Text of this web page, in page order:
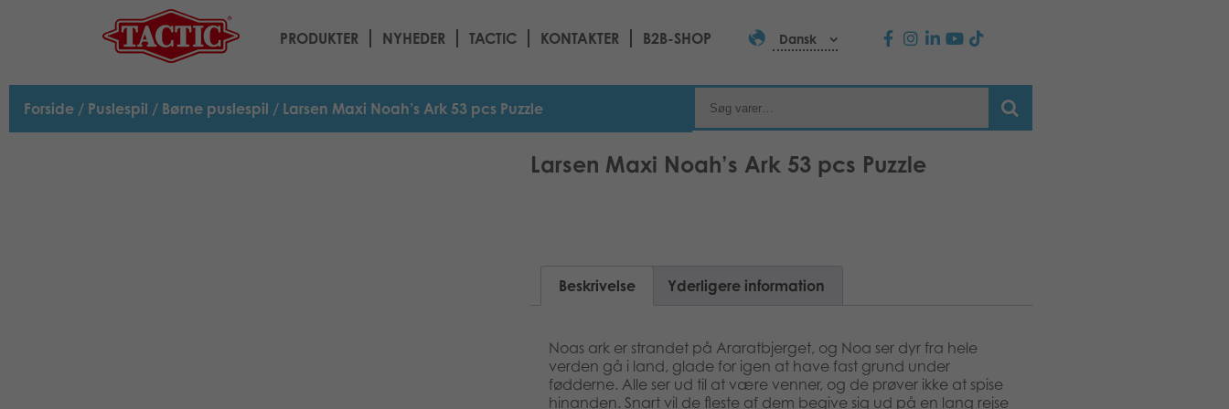
PRODUKTER NYHEDER TACTIC KONTAKTER B2B-SHOP Dansk
Forside / Puslespil / Børne puslespil / Larsen Maxi Noah’s Ark 53 pcs Puzzle
Larsen Maxi Noah’s Ark 53 pcs Puzzle
Beskrivelse Yderligere information
Noas ark er strandet på Araratbjerget, og Noa ser dyr fra hele
verden gå i land, glade for igen at have fast grund under
fødderne. Alle ser ud til at være venner, og de prøver ikke at spise
hinanden. Snart vil de fleste af dem begive sig ud på en lang rejse